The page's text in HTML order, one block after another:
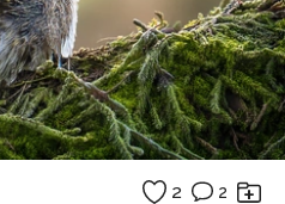
2 2